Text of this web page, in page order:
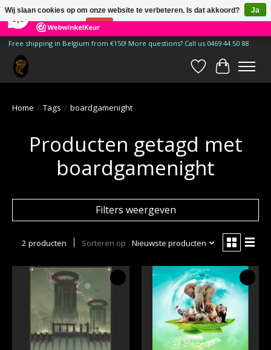
185 Reviews ×
Free shipping in Belgium from €150! More questions? Call us 0469 44 50 88
Verlanglijst
Home / Tags / boardgamenight
Producten getagd met
boardgamenight
Filters weergeven
2 producten Sorteren op Nieuwste producten
Wij slaan cookies op om onze website te verbeteren. Is dat akkoord?
Ja
Nee